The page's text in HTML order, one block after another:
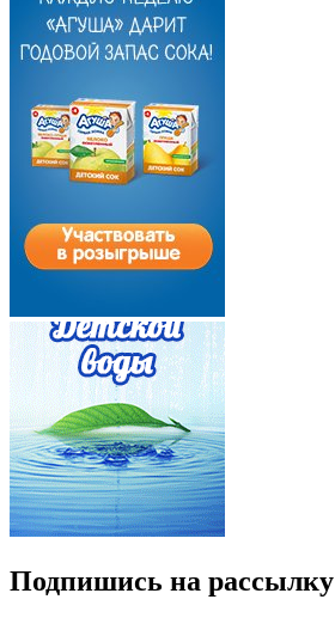
Подпишись на рассылку